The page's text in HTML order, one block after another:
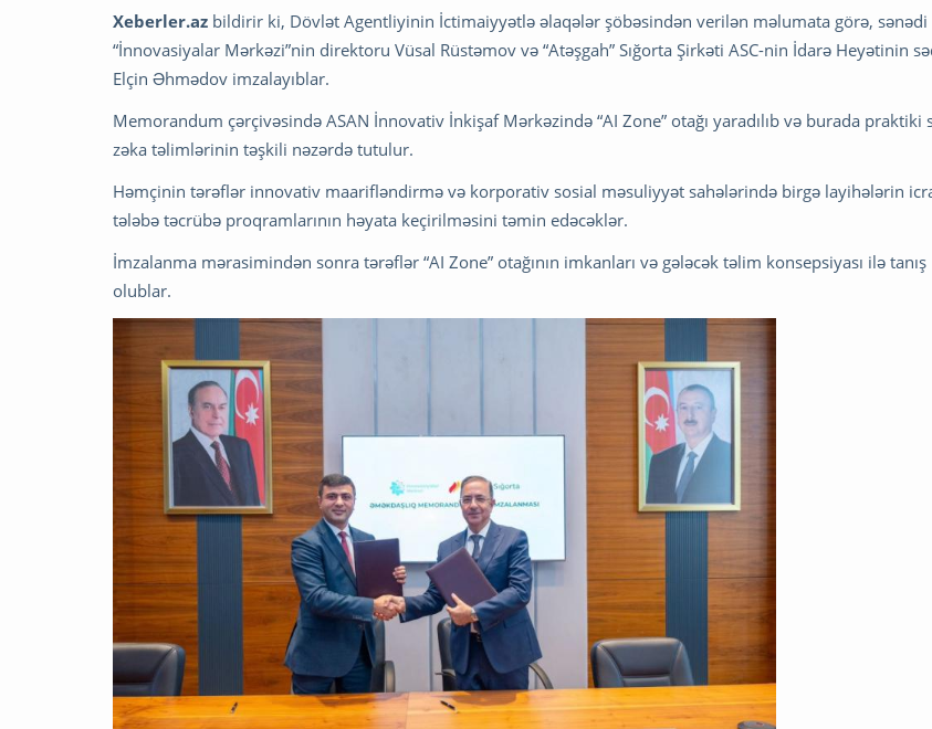
Xeberler.az bildirir ki, Dövlət Agentliyinin İctimaiyyətlə əlaqələr şöbəsindən verilən məlumata görə, sənədi
“İnnovasiyalar Mərkəzi”nin direktoru Vüsal Rüstəmov və “Atəşgah” Sığorta Şirkəti ASC-nin İdarə Heyətinin
Elçin Əhmədov imzalayıblar.
Memorandum çərçivəsində ASAN İnnovativ İnkişaf Mərkəzində “AI Zone” otağı yaradılıb və burada praktiki
zəka təlimlərinin təşkili nəzərdə tutulur.
Həmçinin tərəflər innovativ maarifləndirmə və korporativ sosial məsuliyyət sahələrində birgə layihələrin
tələbə təcrübə proqramlarının həyata keçirilməsini təmin edəcəklər.
İmzalanma mərasimindən sonra tərəflər “AI Zone” otağının imkanları və gələcək təlim konsepsiyası ilə tanış
olublar.